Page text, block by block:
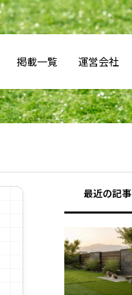
掲載一覧 運営会社
最近の記事